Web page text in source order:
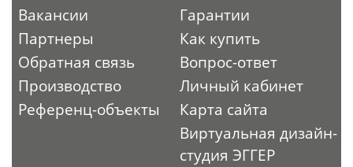
Вакансии
Партнеры
Обратная связь
Производство
Референц-объекты
Гарантии
Как купить
Вопрос-ответ
Личный кабинет
Карта сайта
Виртуальная дизайн-
студия ЭГГЕР